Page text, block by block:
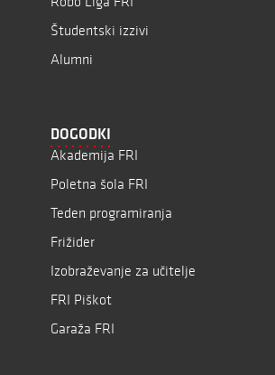
Študentski izzivi
Alumni
DOGODKI
Akademija FRI
Poletna šola FRI
Teden programiranja
Frižider
Izobraževanje za učitelje
FRI Piškot
Garaža FRI